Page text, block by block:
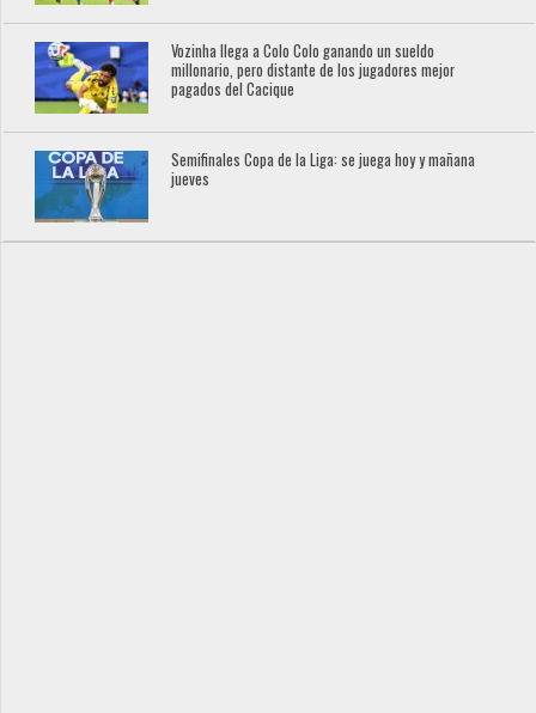
Vozinha llega a Colo Colo ganando un sueldo
millonario, pero distante de los jugadores mejor
pagados del Cacique
Semifinales Copa de la Liga: se juega hoy y mañana
jueves